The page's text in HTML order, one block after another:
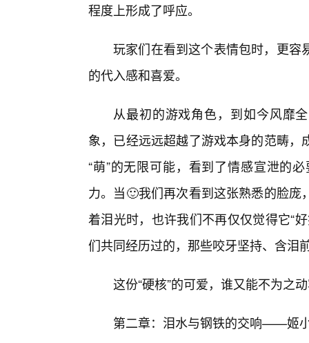
程度上形成了呼应。
玩家们在看到这个表情包时，更容
的代入感和喜爱。
从最初的游戏角色，到如今风靡
象，已经远远超越了游戏本身的范畴
“萌”的无限可能，看到了情感宣泄的
力。当🙂我们再次看到这张熟悉的脸
着泪光时，也许我们不再仅仅觉得它“
们共同经历过的，那些咬牙坚持、含泪
这份“硬核”的可爱，谁又能不为之
第二章：泪水与钢铁的交响——姬